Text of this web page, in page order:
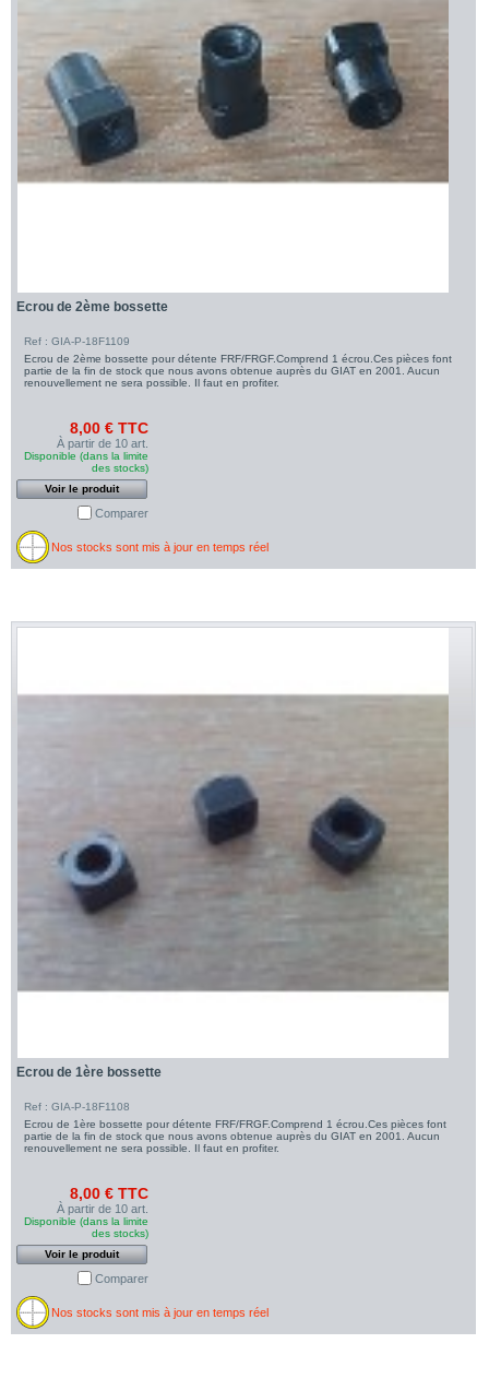
Ecrou de 2ème bossette
Ref : GIA-P-18F1109
Ecrou de 2ème bossette pour détente FRF/FRGF.Comprend 1 écrou.Ces pièces font
partie de la fin de stock que nous avons obtenue auprès du GIAT en 2001. Aucun
renouvellement ne sera possible. Il faut en profiter.
8,00 € TTC
À partir de 10 art.
Disponible (dans la limite
des stocks)
Voir le produit
Comparer
Nos stocks sont mis à jour en temps réel
Ecrou de 1ère bossette
Ref : GIA-P-18F1108
Ecrou de 1ère bossette pour détente FRF/FRGF.Comprend 1 écrou.Ces pièces font
partie de la fin de stock que nous avons obtenue auprès du GIAT en 2001. Aucun
renouvellement ne sera possible. Il faut en profiter.
8,00 € TTC
À partir de 10 art.
Disponible (dans la limite
des stocks)
Voir le produit
Comparer
Nos stocks sont mis à jour en temps réel